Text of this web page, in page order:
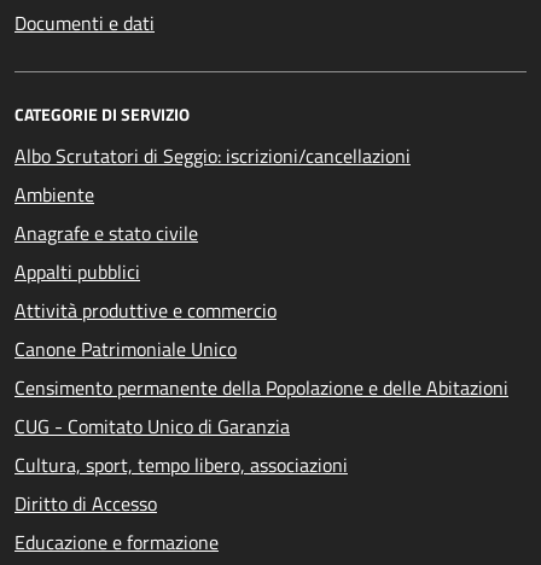
Documenti e dati
CATEGORIE DI SERVIZIO
Albo Scrutatori di Seggio: iscrizioni/cancellazioni
Ambiente
Anagrafe e stato civile
Appalti pubblici
Attività produttive e commercio
Canone Patrimoniale Unico
Censimento permanente della Popolazione e delle Abitazioni
CUG - Comitato Unico di Garanzia
Cultura, sport, tempo libero, associazioni
Diritto di Accesso
Educazione e formazione